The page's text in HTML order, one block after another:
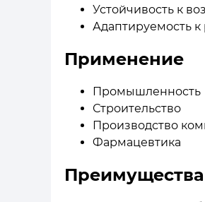
Устойчивость к
Адаптируемость
Применение
Промышленность
Строительство
Производство
Фармацевтика
Преимущества